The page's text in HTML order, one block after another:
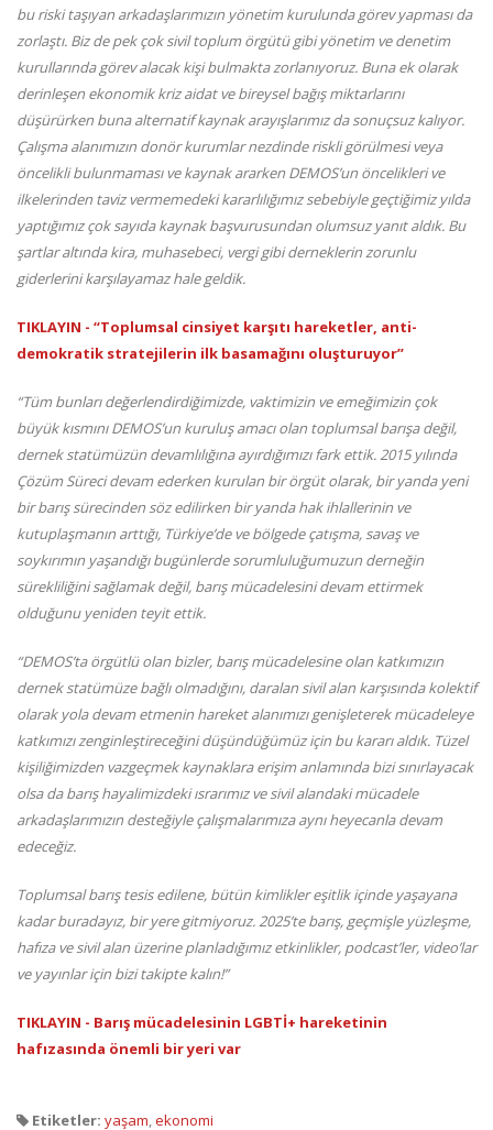
bu riski taşıyan arkadaşlarımızın yönetim kurulunda görev yapması da
zorlaştı. Biz de pek çok sivil toplum örgütü gibi yönetim ve denetim
kurullarında görev alacak kişi bulmakta zorlanıyoruz. Buna ek olarak
derinleşen ekonomik kriz aidat ve bireysel bağış miktarlarını
düşürürken buna alternatif kaynak arayışlarımız da sonuçsuz kalıyor.
Çalışma alanımızın donör kurumlar nezdinde riskli görülmesi veya
öncelikli bulunmaması ve kaynak ararken DEMOS’un öncelikleri ve
ilkelerinden taviz vermemedeki kararlılığımız sebebiyle geçtiğimiz yılda
yaptığımız çok sayıda kaynak başvurusundan olumsuz yanıt aldık. Bu
şartlar altında kira, muhasebeci, vergi gibi derneklerin zorunlu
giderlerini karşılayamaz hale geldik.
TIKLAYIN - “Toplumsal cinsiyet karşıtı hareketler, anti-
demokratik stratejilerin ilk basamağını oluşturuyor”
“Tüm bunları değerlendirdiğimizde, vaktimizin ve emeğimizin çok
büyük kısmını DEMOS’un kuruluş amacı olan toplumsal barışa değil,
dernek statümüzün devamlılığına ayırdığımızı fark ettik. 2015 yılında
Çözüm Süreci devam ederken kurulan bir örgüt olarak, bir yanda yeni
bir barış sürecinden söz edilirken bir yanda hak ihlallerinin ve
kutuplaşmanın arttığı, Türkiye’de ve bölgede çatışma, savaş ve
soykırımın yaşandığı bugünlerde sorumluluğumuzun derneğin
sürekliliğini sağlamak değil, barış mücadelesini devam ettirmek
olduğunu yeniden teyit ettik.
“DEMOS’ta örgütlü olan bizler, barış mücadelesine olan katkımızın
dernek statümüze bağlı olmadığını, daralan sivil alan karşısında kolektif
olarak yola devam etmenin hareket alanımızı genişleterek mücadeleye
katkımızı zenginleştireceğini düşündüğümüz için bu kararı aldık. Tüzel
kişiliğimizden vazgeçmek kaynaklara erişim anlamında bizi sınırlayacak
olsa da barış hayalimizdeki ısrarımız ve sivil alandaki mücadele
arkadaşlarımızın desteğiyle çalışmalarımıza aynı heyecanla devam
edeceğiz.
Toplumsal barış tesis edilene, bütün kimlikler eşitlik içinde yaşayana
kadar buradayız, bir yere gitmiyoruz. 2025’te barış, geçmişle yüzleşme,
hafıza ve sivil alan üzerine planladığımız etkinlikler, podcast’ler, video’lar
ve yayınlar için bizi takipte kalın!”
TIKLAYIN - Barış mücadelesinin LGBTİ+ hareketinin
hafızasında önemli bir yeri var
Etiketler: yaşam,ekonomi